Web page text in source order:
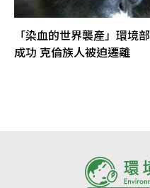
「染血的世界襲產」環境
成功 克倫族人被迫遷離